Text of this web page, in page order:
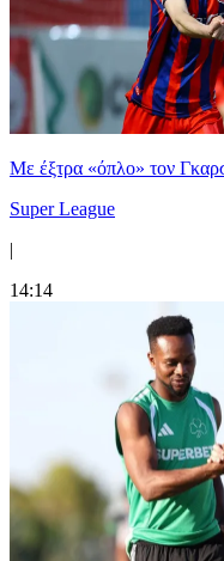
Mε έξτρα «όπλο» τον
Super League
|
14:14